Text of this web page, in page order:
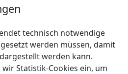
technisch notwendige
werden müssen, damit
werden kann.
Statistik-Cookies ein, um